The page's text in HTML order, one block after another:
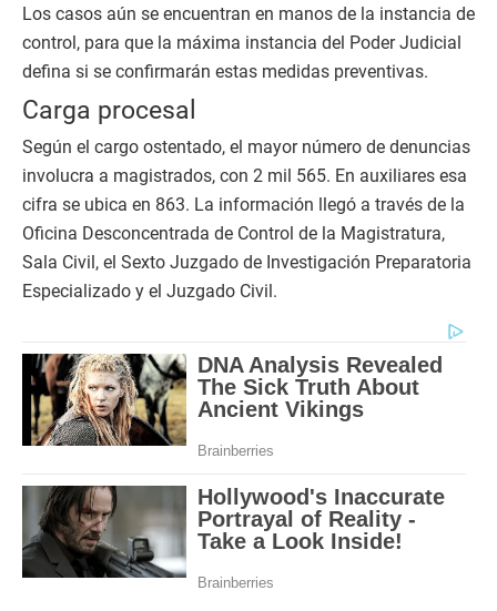
Los casos aún se encuentran en manos de la instancia de
control, para que la máxima instancia del Poder Judicial
defina si se confirmarán estas medidas preventivas.
Carga procesal
Según el cargo ostentado, el mayor número de denuncias
involucra a magistrados, con 2 mil 565. En auxiliares esa
cifra se ubica en 863. La información llegó a través de la
Oficina Desconcentrada de Control de la Magistratura,
Sala Civil, el Sexto Juzgado de Investigación Preparatoria
Especializado y el Juzgado Civil.